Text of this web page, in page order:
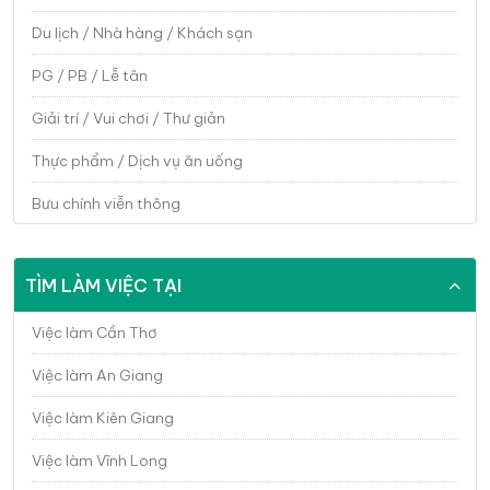
Du lịch / Nhà hàng / Khách sạn
PG / PB / Lễ tân
Giải trí / Vui chơi / Thư giản
Thực phẩm / Dịch vụ ăn uống
Bưu chính viễn thông
Điện / Điện tử / Điện lạnh
Cơ khí / Kỹ thuật ứng dụng
Sản xuất / Vận hành sản xuất
Bảo hành / Sửa chữa
Ngân hàng / Chứng khoán / Đầu tư
TÌM LÀM VIỆC TẠI
Việc làm Cần Thơ
Việc làm An Giang
Việc làm Kiên Giang
Việc làm Vĩnh Long